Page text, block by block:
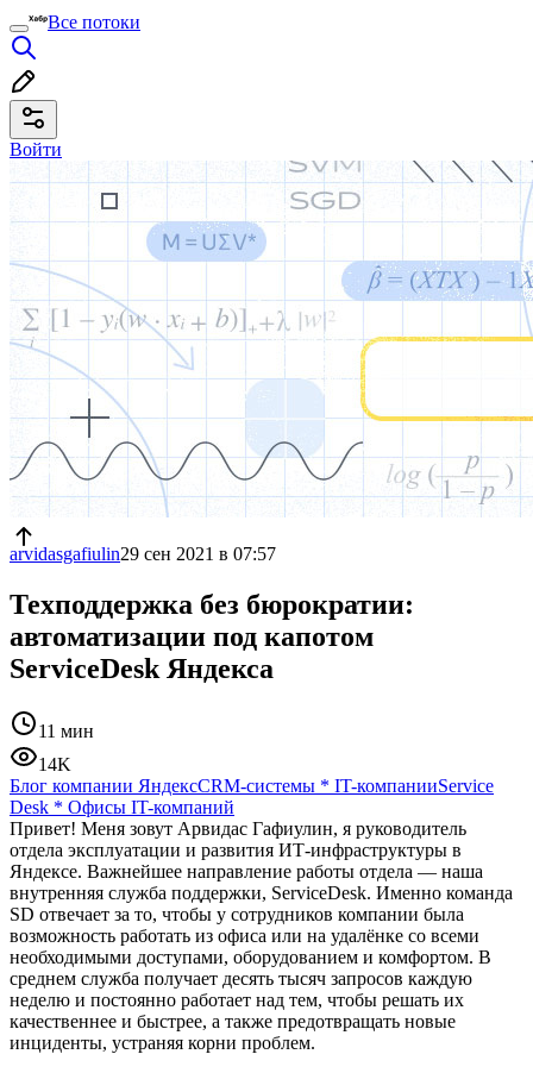
Все потоки
Войти
arvidasgafiulin29 сен 2021 в 07:57
Техподдержка без бюрократии:
автоматизации под капотом
ServiceDesk Яндекса
11 мин
14K
Блог компании ЯндексCRM-системы * IT-компанииService
Desk * Офисы IT-компаний
Привет! Меня зовут Арвидас Гафиулин, я руководитель
отдела эксплуатации и развития ИТ-инфраструктуры в
Яндексе. Важнейшее направление работы отдела — наша
внутренняя служба поддержки, ServiceDesk. Именно команда
SD отвечает за то, чтобы у сотрудников компании была
возможность работать из офиса или на удалёнке со всеми
необходимыми доступами, оборудованием и комфортом. В
среднем служба получает десять тысяч запросов каждую
неделю и постоянно работает над тем, чтобы решать их
качественнее и быстрее, а также предотвращать новые
инциденты, устраняя корни проблем.